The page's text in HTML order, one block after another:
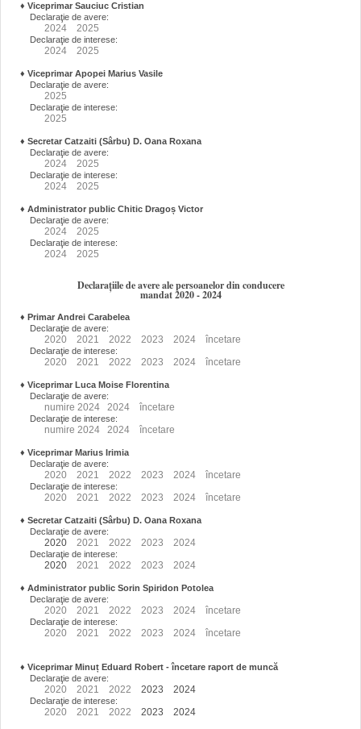
♦ Viceprimar Sauciuc Cristian
Declaraţie de avere:
2024 2025
Declaraţie de interese:
2024 2025
♦ Viceprimar Apopei Marius Vasile
Declaraţie de avere:
2025
Declaraţie de interese:
2025
♦ Secretar Catzaiti (Sârbu) D. Oana Roxana
Declaraţie de avere:
2024 2025
Declaraţie de interese:
2024 2025
♦ Administrator public Chitic Dragoș Victor
Declaraţie de avere:
2024 2025
Declaraţie de interese:
2024 2025
Declarațiile de avere ale persoanelor din conducere
mandat 2020 - 2024
♦ Primar Andrei Carabelea
Declaraţie de avere:
2020 2021 2022 2023 2024 încetare
Declaraţie de interese:
2020 2021 2022 2023 2024 încetare
♦ Viceprimar Luca Moise Florentina
Declaraţie de avere:
numire 2024 2024 încetare
Declaraţie de interese:
numire 2024 2024 încetare
♦ Viceprimar Marius Irimia
Declaraţie de avere:
2020 2021 2022 2023 2024 încetare
Declaraţie de interese:
2020 2021 2022 2023 2024 încetare
♦ Secretar Catzaiti (Sârbu) D. Oana Roxana
Declaraţie de avere:
2020 2021 2022 2023 2024
Declaraţie de interese:
2020 2021 2022 2023 2024
♦ Administrator public Sorin Spiridon Potolea
Declaraţie de avere:
2020 2021 2022 2023 2024 încetare
Declaraţie de interese:
2020 2021 2022 2023 2024 încetare
♦ Viceprimar Minuț Eduard Robert - încetare raport de muncă
Declaraţie de avere:
2020 2021 2022 2023 2024
Declaraţie de interese:
2020 2021 2022 2023 2024